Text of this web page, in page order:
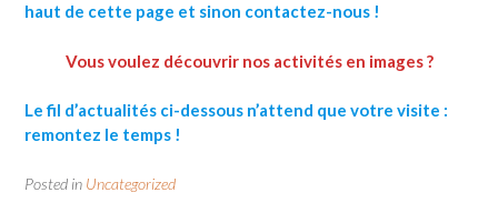
haut de cette page et sinon contactez-nous !
Vous voulez découvrir nos activités en images ?
Le fil d’actualités ci-dessous n’attend que votre visite :
remontez le temps !
Posted in Uncategorized